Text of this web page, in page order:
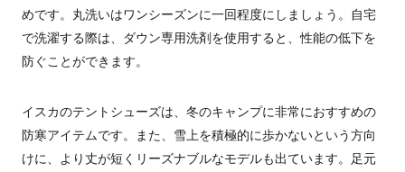
めです。丸洗いはワンシーズンに一回程度にしましょう。自宅
で洗濯する際は、ダウン専用洗剤を使用すると、性能の低下を
防ぐことができます。
イスカのテントシューズは、冬のキャンプに非常におすすめの
防寒アイテムです。また、雪上を積極的に歩かないという方向
けに、より丈が短くリーズナブルなモデルも出ています。足元